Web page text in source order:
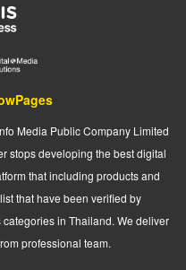
Media Public Company Limited
stops developing the best digital
that including products and
that have been verified by
in Thailand. We deliver
professional team.